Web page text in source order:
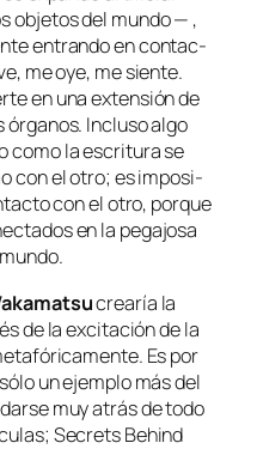
ob­je­tos del mun­do — ,
en­tran­do en con­tac­
me oye, me sien­te.
en una ex­ten­sión de
Incluso al­go
co­mo la es­cri­tu­ra se
con el otro; es im­po­si­
con el otro, por­que
en la pe­ga­jo­sa
mun­do.
crea­ría la
de la ex­ci­ta­ción de la
Es por
un ejem­plo más del
muy atrás de to­do
Secrets Behind